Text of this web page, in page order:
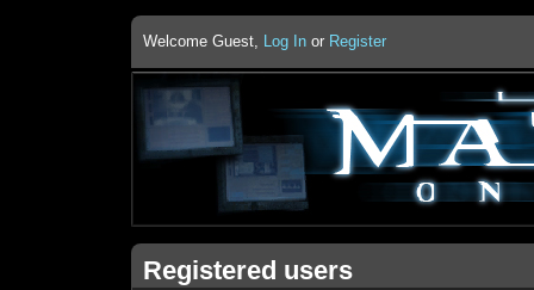
Welcome Guest, Log In or Register
Registered users